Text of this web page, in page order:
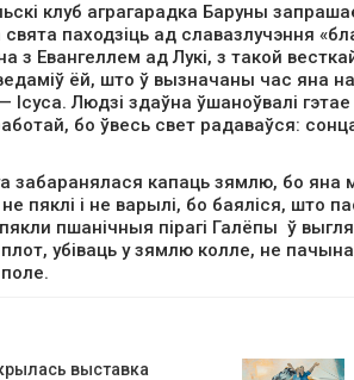
клуб аграгарадка Баруны
паходзіць ад славазлучэння
з Евангеллем ад Лукі, з такой
ёй, што ў вызначаны час яна
Людзі здаўна ўшаноўвалі
бо ўвесь свет радаваўся:
забаранялася капаць зямлю, бо яна
пяклі і не варылі, бо баяліся, што
пшанічныя пірагі Галёпы ў
убіваць у зямлю колле, не
выставка